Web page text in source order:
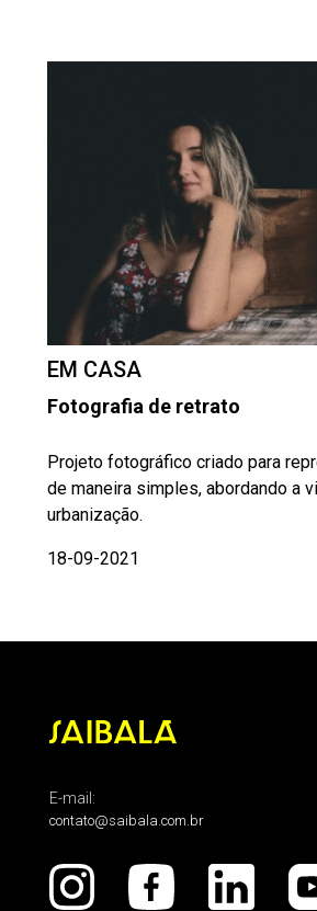
EM CASA
Fotografia de retrato
Projeto fotográfico criado para
de maneira simples, abordando a
urbanização.
18-09-2021
E-mail:
contato@saibala.com.br